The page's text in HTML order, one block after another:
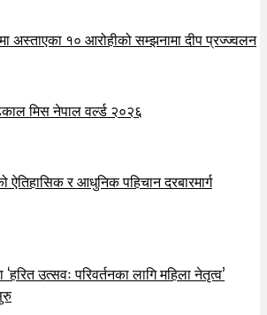
अस्ताएका १० आरोहीको सम्झनामा दीप प्रज्ज्वलन
मिस नेपाल वर्ल्ड २०२६
ऐतिहासिक र आधुनिक पहिचान दरबारमार्ग
उत्सवः परिवर्तनका लागि महिला नेतृत्व’